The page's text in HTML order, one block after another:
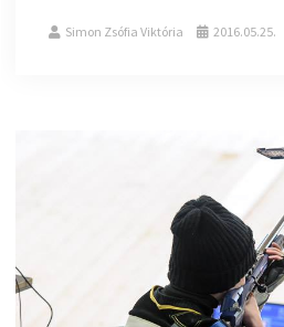
Simon Zsófia Viktória 2016.05.25.